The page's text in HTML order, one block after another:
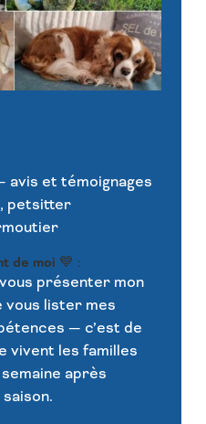
avis et témoignages
petsitter
de moi 💙 :
présenter mon
vous lister mes
— c’est de
vivent les familles
après